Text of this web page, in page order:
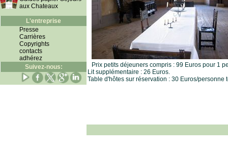
aux Chateaux
L'entreprise
Presse
Carrières
Copyrights
contacts
adhérez
Suivez-nous:
Prix petits déjeuners compris : 99 Euros pour 1
Lit supplémentaire : 26 Euros.
Table d'hôtes sur réservation : 30 Euros/